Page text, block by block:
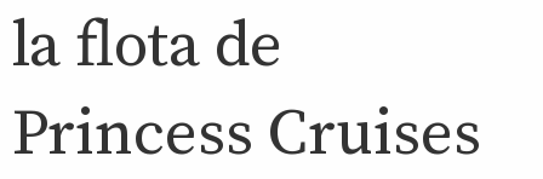
la flota de
Princess Cruises